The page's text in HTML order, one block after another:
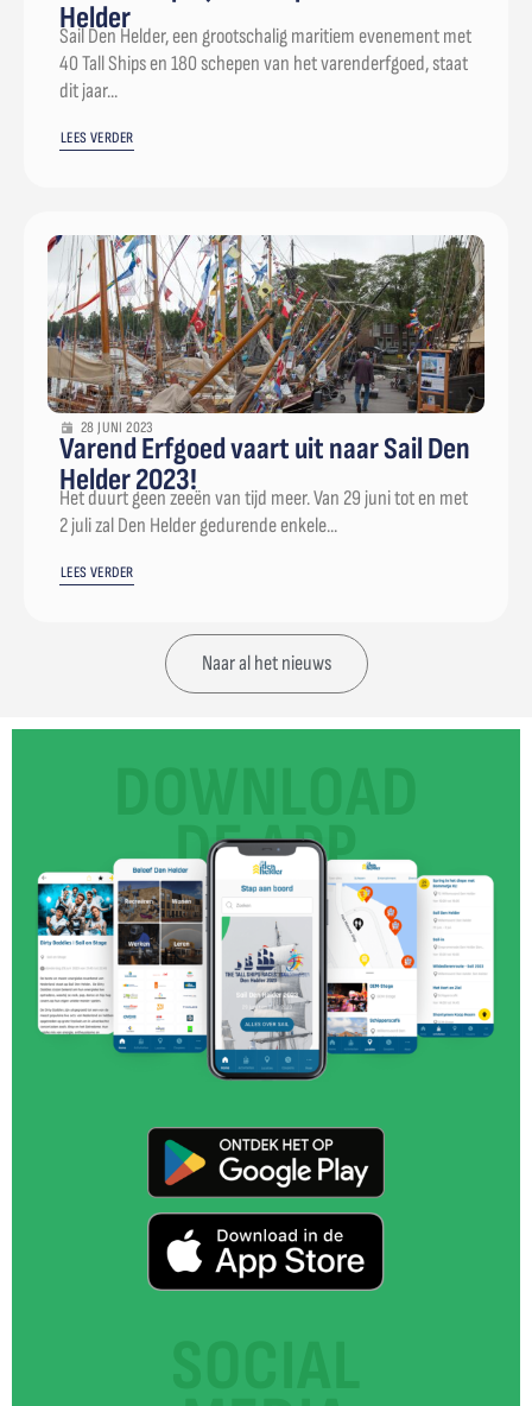
Helder
Sail Den Helder, een grootschalig maritiem evenement met
40 Tall Ships en 180 schepen van het varenderfgoed, staat
dit jaar...
LEES VERDER
28 JUNI 2023
Varend Erfgoed vaart uit naar Sail Den
Helder 2023!
Het duurt geen zeeën van tijd meer. Van 29 juni tot en met
2 juli zal Den Helder gedurende enkele...
LEES VERDER
Naar al het nieuws
DE APP